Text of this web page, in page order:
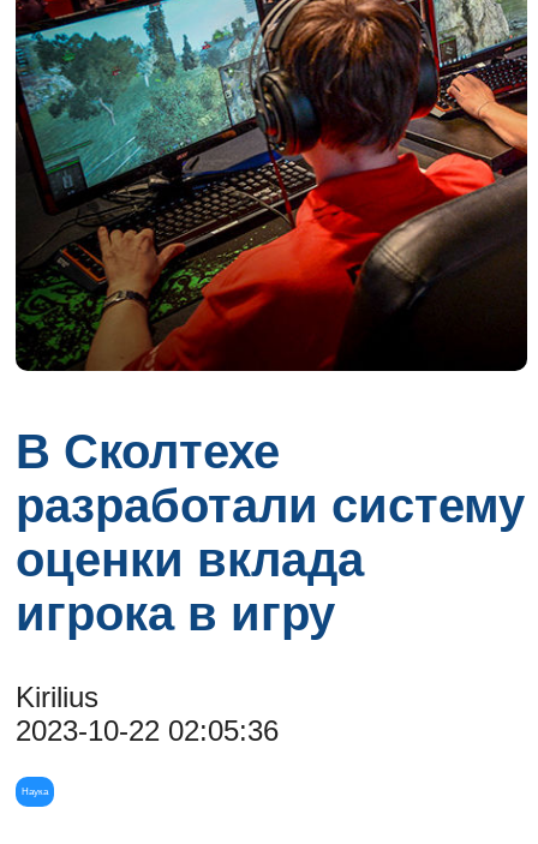
В Сколтехе
разработали систему
оценки вклада
игрока в игру
Kirilius
2023-10-22 02:05:36
Наука